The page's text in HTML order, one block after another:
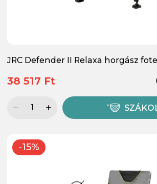
JRC Defender II Relaxa horgász fotel
38 517 Ft
-15%